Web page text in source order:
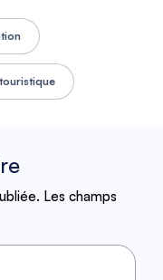
Les champs